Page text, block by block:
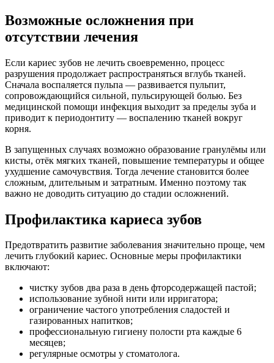
Возможные осложнения при
отсутствии лечения
Если кариес зубов не лечить своевременно, процесс
разрушения продолжает распространяться вглубь тканей.
Сначала воспаляется пульпа — развивается пульпит,
сопровождающийся сильной, пульсирующей болью. Без
медицинской помощи инфекция выходит за пределы зуба и
приводит к периодонтиту — воспалению тканей вокруг
корня.
В запущенных случаях возможно образование гранулёмы или
кисты, отёк мягких тканей, повышение температуры и общее
ухудшение самочувствия. Тогда лечение становится более
сложным, длительным и затратным. Именно поэтому так
важно не доводить ситуацию до стадии осложнений.
Профилактика кариеса зубов
Предотвратить развитие заболевания значительно проще, чем
лечить глубокий кариес. Основные меры профилактики
включают:
чистку зубов два раза в день фторсодержащей пастой;
использование зубной нити или ирригатора;
ограничение частого употребления сладостей и
газированных напитков;
профессиональную гигиену полости рта каждые 6
месяцев;
регулярные осмотры у стоматолога.